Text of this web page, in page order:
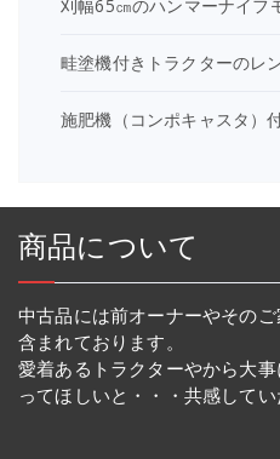
刈幅65㎝のハンマーナイフ
畦塗機付きトラクターのレ
施肥機（コンポキャスタ）
商品について
中古品には前オーナーやその
含まれております。
愛着あるトラクターやから大
ってほしいと・・・共感してい